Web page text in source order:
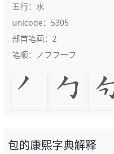
五行：水
unicode：5305
部首笔画：2
笔顺：ノフフ一フ
包的康熙字典解释